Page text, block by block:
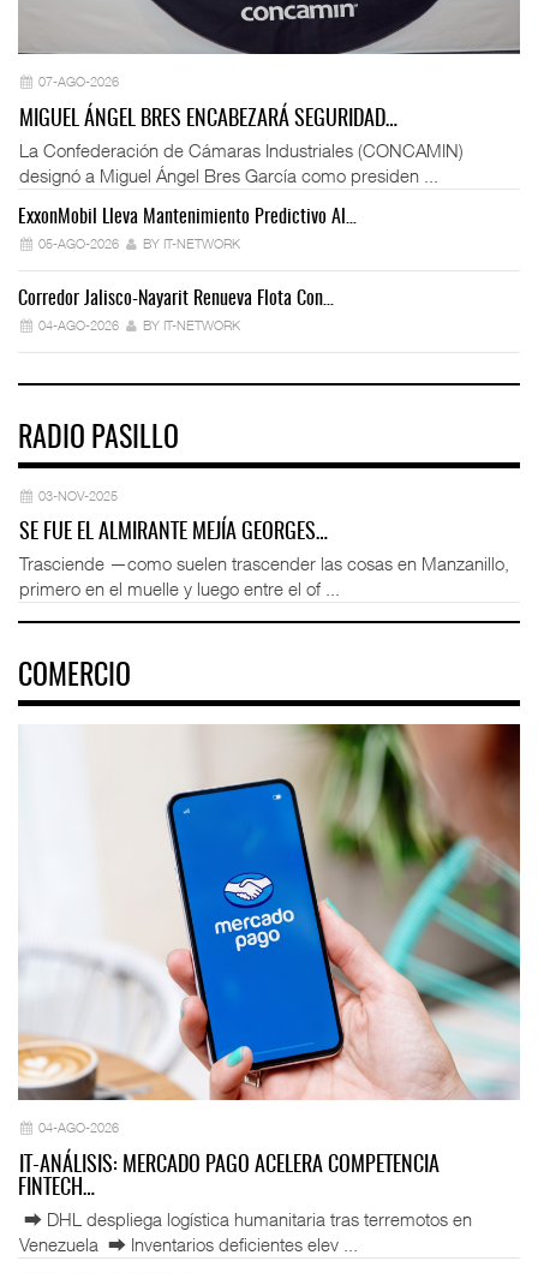
07-AGO-2026
MIGUEL ÁNGEL BRES ENCABEZARÁ SEGURIDAD…
La Confederación de Cámaras Industriales (CONCAMIN)
designó a Miguel Ángel Bres García como presiden ...
ExxonMobil Lleva Mantenimiento Predictivo Al…
05-AGO-2026 BY IT-NETWORK
Corredor Jalisco-Nayarit Renueva Flota Con…
04-AGO-2026 BY IT-NETWORK
RADIO PASILLO
03-NOV-2025
SE FUE EL ALMIRANTE MEJÍA GEORGES…
Trasciende —como suelen trascender las cosas en Manzanillo,
primero en el muelle y luego entre el of ...
COMERCIO
04-AGO-2026
IT-ANÁLISIS: MERCADO PAGO ACELERA COMPETENCIA
FINTECH…
⮕ DHL despliega logística humanitaria tras terremotos en
Venezuela ⮕ Inventarios deficientes elev ...